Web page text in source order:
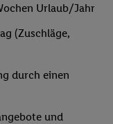
Urlaub/Jahr
(Zuschläge,
durch einen
und